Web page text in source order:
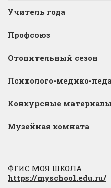
Учитель года
Профсоюз
Отопительный сезон
Психолого-медико-
Конкурсные
Музейная комната
ФГИС МОЯ ШКОЛА
https://myschool.edu.ru/